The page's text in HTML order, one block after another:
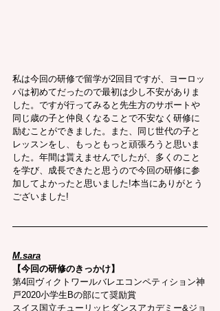
私は今回の研修で留学が2回目ですが、ヨーロッ
パは初めてだったので最初は少し不安がありま
した。ですが行ってみると先生方のサポートや
同じ歳の子と仲良くなることで不安なく研修に
励むことができました。また、同じ世代の子と
レッスンをし、もっともっと頑張ろうと思いま
した。年間は貰えませんでしたが、多くのこと
を学び、成長できたと思うので今回の研修に参
加してよかったと思いました!本当にありがとう
ございました!
M.sara
【今回の研修のきっかけ】
第4回ヴィクトワールバレエコンペティション神
戸2020小学生Bの部にて奨励賞
スイス国立チューリッヒダンスアカデミー&ジョ